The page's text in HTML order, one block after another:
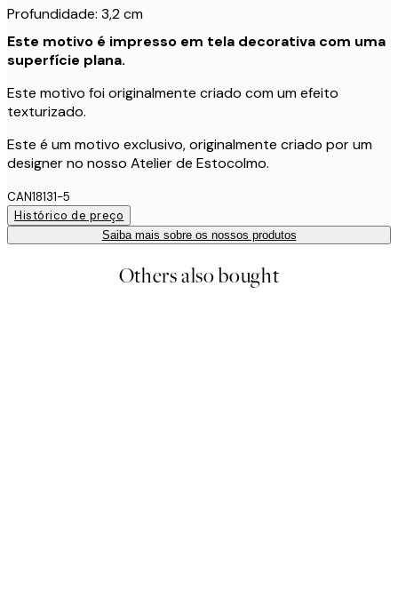
Profundidade: 3,2 cm
Este motivo é impresso em tela decorativa com uma
superfície plana.
Este motivo foi originalmente criado com um efeito
texturizado.
Este é um motivo exclusivo, originalmente criado por um
designer no nosso Atelier de Estocolmo.
CAN18131-5
Histórico de preço
Saiba mais sobre os nossos produtos
Others also bought